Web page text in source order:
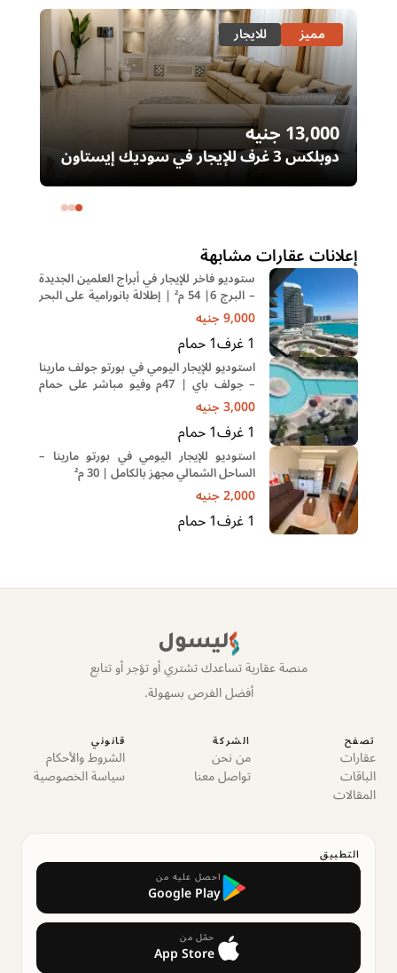
مميز للايجار
13,000جنيه
دوبلكس 3 غرف للإيجار في سوديك إيستاون
– التجمع الخامس | غرفة ناني
إعلانات عقارات مشابهة
ستوديو فاخر للإيجار في أبراج العلمين الجديدة
– البرج 6| 54 م² | إطلالة بانورامية على البحر
والبحيرة
9,000جنيه
1غرف1حمام
استوديو للإيجار اليومي في بورتو جولف مارينا
– جولف باي | 47م وفيو مباشر على حمام
السباحة
3,000جنيه
1غرف1حمام
استوديو للإيجار اليومي في بورتو مارينا –
الساحل الشمالي مجهز بالكامل | 30 م²
2,000جنيه
1غرف1حمام
ليسول
منصة عقارية تساعدك تشتري أو تؤجر أو تتابع
أفضل الفرص بسهولة.
تصفح
عقارات
الباقات
المقالات
الشركة
من نحن
تواصل معنا
قانوني
الشروط والأحكام
سياسة الخصوصية
التطبيق
احصل عليه من
Google Play
حمّل من
App Store